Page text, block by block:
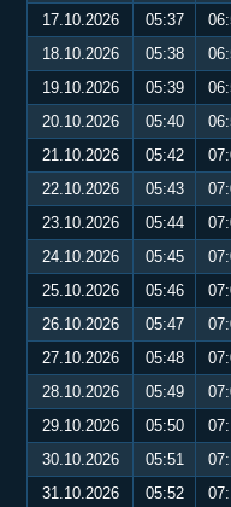
17.10.2026
05:37
18.10.2026
05:38
19.10.2026
05:39
20.10.2026
05:40
21.10.2026
05:42
22.10.2026
05:43
23.10.2026
05:44
24.10.2026
05:45
25.10.2026
05:46
26.10.2026
05:47
27.10.2026
05:48
28.10.2026
05:49
29.10.2026
05:50
30.10.2026
05:51
31.10.2026
05:52